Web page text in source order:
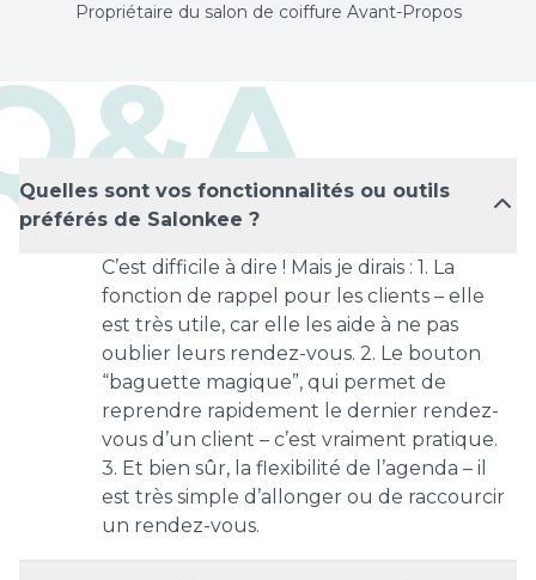
Propriétaire du salon de coiffure Avant-Propos
Quelles sont vos fonctionnalités ou outils
préférés de Salonkee ?
C’est difficile à dire ! Mais je dirais : 1. La
fonction de rappel pour les clients – elle
est très utile, car elle les aide à ne pas
oublier leurs rendez-vous. 2. Le bouton
“baguette magique”, qui permet de
reprendre rapidement le dernier rendez-
vous d’un client – c’est vraiment pratique.
3. Et bien sûr, la flexibilité de l’agenda – il
est très simple d’allonger ou de raccourcir
un rendez-vous.